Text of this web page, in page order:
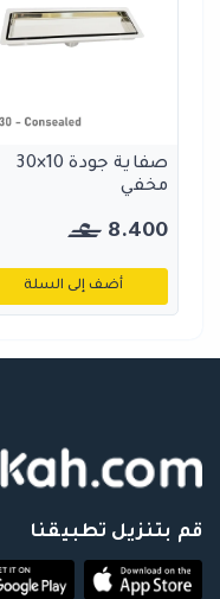
صفاية جودة 10×30
مخفي
8.400
أضف إلى السلة
قم بتنزيل تطبيقنا